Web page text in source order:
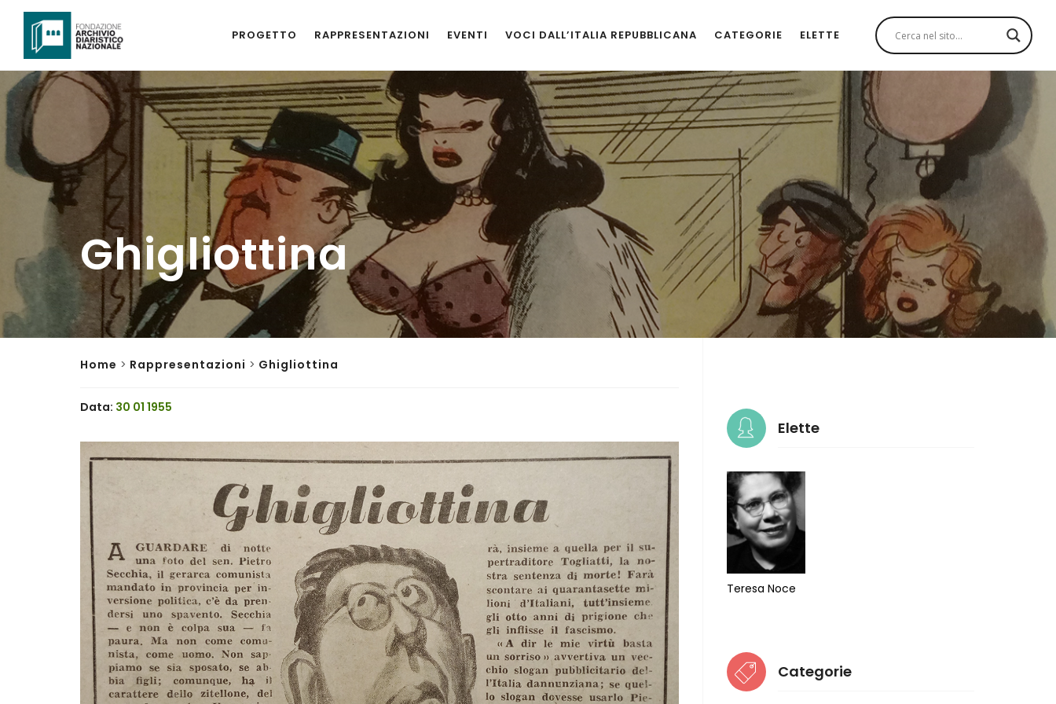
PROGETTO RAPPRESENTAZIONI EVENTI VOCI DALL’ITALIA REPUBBLICANA CATEGORIE ELETTE
Ghigliottina
Home > Rappresentazioni > Ghigliottina
Data: 30 01 1955
Elette
Teresa Noce
Categorie